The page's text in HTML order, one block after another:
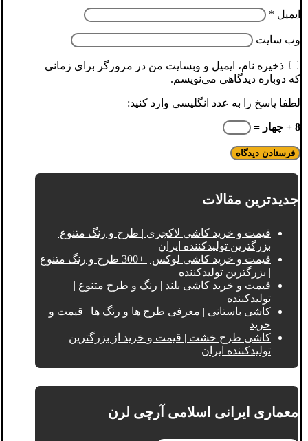
ایمیل *
وب‌ سایت
ذخیره نام، ایمیل و وبسایت من در مرورگر برای زمانی
که دوباره دیدگاهی می‌نویسم.
لطفا پاسخ را به عدد انگلیسی وارد کنید:
8 + چهار =
جدیدترین مقالات
قیمت و خرید کاشی لاکچری | طرح و رنگ متنوع |
بزرگترین تولیدکننده ایران
قیمت و خرید کاشی لوکس | +300 طرح و رنگ متنوع
| بزرگترین تولیدکننده
قیمت و خرید کاشی بلند | رنگ و طرح متنوع |
تولیدکننده
کاشی باستانی | معرفی طرح ها و رنگ ها | قیمت و
خرید
کاشی طرح خشت | قیمت و خرید از بزرگترین
تولیدکننده ایران
معماری ایرانی اسلامی آرچی لرن